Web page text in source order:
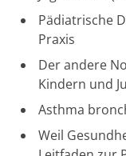
Pädiatrische
Praxis
Der andere
Kindern und
Asthma
Weil